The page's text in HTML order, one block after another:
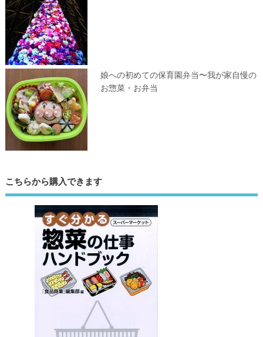
娘への初めての保育園弁当〜我が家自慢の
お惣菜・お弁当
こちらから購入できます